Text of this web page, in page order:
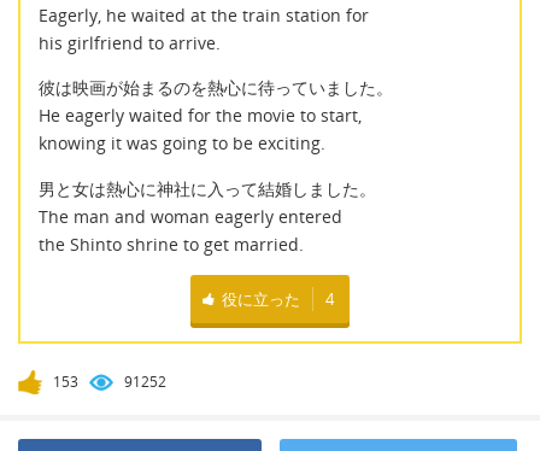
Eagerly, he waited at the train station for
his girlfriend to arrive.
彼は映画が始まるのを熱心に待っていました。
He eagerly waited for the movie to start,
knowing it was going to be exciting.
男と女は熱心に神社に入って結婚しました。
The man and woman eagerly entered
the Shinto shrine to get married.
役に立った 4
153 91252